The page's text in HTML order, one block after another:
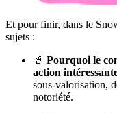
Et pour finir, dans le
sujets :
🥤 Pourquoi le
action
sous-valorisation,
notoriété.